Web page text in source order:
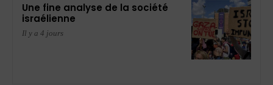
Une fine analyse de la société
israélienne
Il y a 4 jours